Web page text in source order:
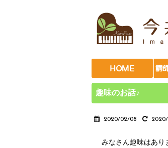
趣味のお話♪
2020/02/08 2020/
みなさん趣味はあり